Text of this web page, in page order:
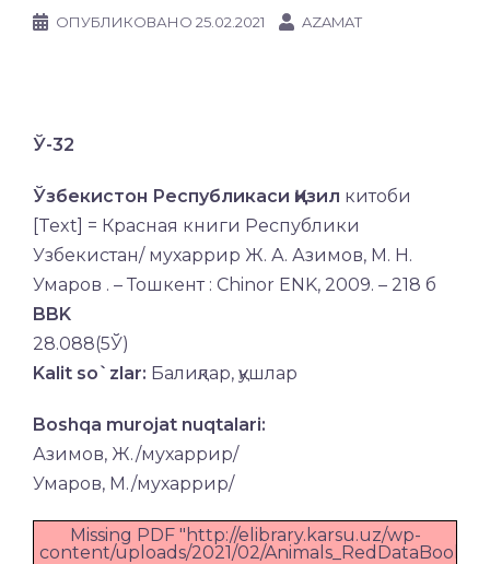
ОПУБЛИКОВАНО 25.02.2021 AZAMAT
Ў-32
Ўзбекистон Республикаси Қизил китоби
[Text] = Красная книги Республики
Узбекистан/ мухаррир Ж. А. Азимов, М. Н.
Умаров . – Тошкент : Chinor ENK, 2009. – 218 б
BBK
28.088(5Ў)
Kalit so`zlar: Балиқлар, қушлар
Boshqa murojat nuqtalari:
Азимов, Ж./мухаррир/
Умаров, М./мухаррир/
Missing PDF "http://elibrary.karsu.uz/wp-
content/uploads/2021/02/